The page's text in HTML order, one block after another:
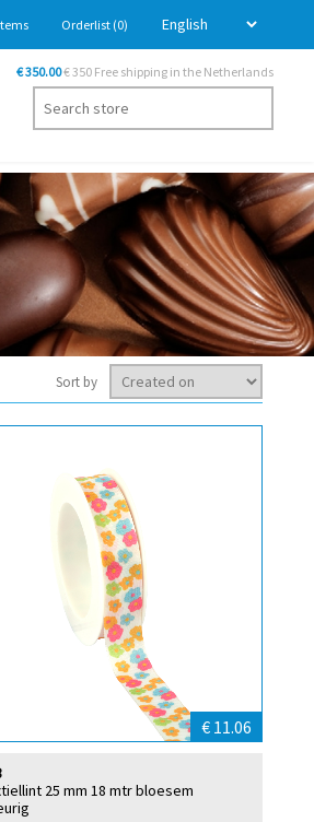
Orderlist (0)
€ 350.00€ 350 Free shipping in the Netherlands
Sort by
€ 11.06
25 mm 18 mtr bloesem